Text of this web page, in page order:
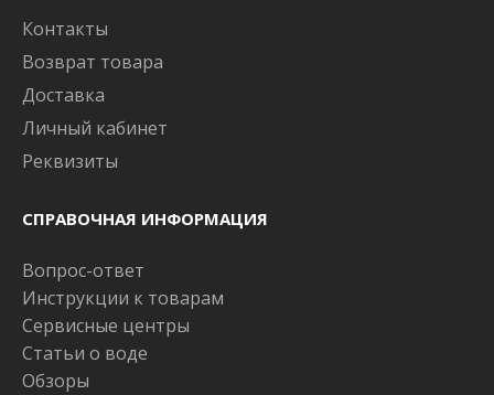
Контакты
Возврат товара
Доставка
Личный кабинет
Реквизиты
СПРАВОЧНАЯ ИНФОРМАЦИЯ
Вопрос-ответ
Инструкции к товарам
Сервисные центры
Статьи о воде
Обзоры